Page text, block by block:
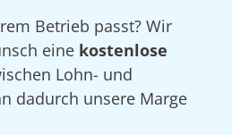
Betrieb passt? Wir
eine kostenlose
Lohn- und
dadurch unsere Marge